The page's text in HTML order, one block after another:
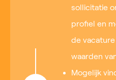
sollicitatie
profiel en
de
waarden
Mogelijk